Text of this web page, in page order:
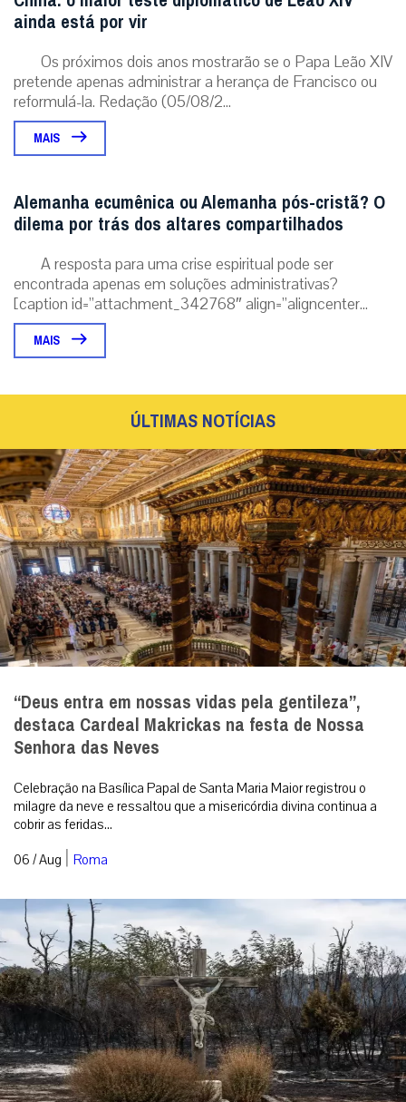
ainda está por vir
Os próximos dois anos mostrarão se o Papa Leão XIV
pretende apenas administrar a herança de Francisco ou
reformulá-la. Redação (05/08/2...
MAIS
Alemanha ecumênica ou Alemanha pós-cristã? O
dilema por trás dos altares compartilhados
A resposta para uma crise espiritual pode ser
encontrada apenas em soluções administrativas?
[caption id=”attachment_342768″ align=”aligncenter...
MAIS
ÚLTIMAS NOTÍCIAS
“Deus entra em nossas vidas pela gentileza”,
destaca Cardeal Makrickas na festa de Nossa
Senhora das Neves
Celebração na Basílica Papal de Santa Maria Maior registrou o
milagre da neve e ressaltou que a misericórdia divina continua a
cobrir as feridas...
06 / Aug | Roma